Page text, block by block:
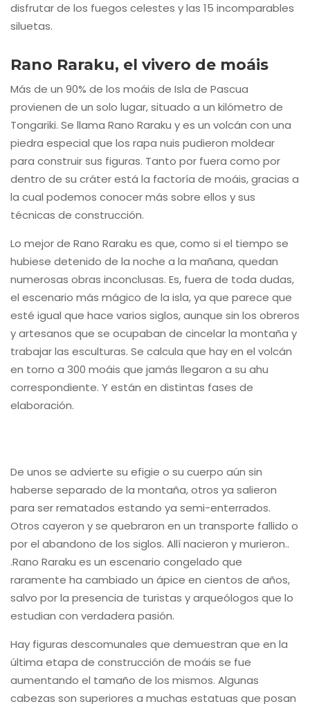
disfrutar de los fuegos celestes y las 15 incomparables
siluetas.
Rano Raraku, el vivero de moáis
Más de un 90% de los moáis de Isla de Pascua
provienen de un solo lugar, situado a un kilómetro de
Tongariki. Se llama Rano Raraku y es un volcán con una
piedra especial que los rapa nuis pudieron moldear
para construir sus figuras. Tanto por fuera como por
dentro de su cráter está la factoría de moáis, gracias a
la cual podemos conocer más sobre ellos y sus
técnicas de construcción.
Lo mejor de Rano Raraku es que, como si el tiempo se
hubiese detenido de la noche a la mañana, quedan
numerosas obras inconclusas. Es, fuera de toda dudas,
el escenario más mágico de la isla, ya que parece que
esté igual que hace varios siglos, aunque sin los obreros
y artesanos que se ocupaban de cincelar la montaña y
trabajar las esculturas. Se calcula que hay en el volcán
en torno a 300 moáis que jamás llegaron a su ahu
correspondiente. Y están en distintas fases de
elaboración.
De unos se advierte su efigie o su cuerpo aún sin
haberse separado de la montaña, otros ya salieron
para ser rematados estando ya semi-enterrados.
Otros cayeron y se quebraron en un transporte fallido o
por el abandono de los siglos. Allí nacieron y murieron..
.Rano Raraku es un escenario congelado que
raramente ha cambiado un ápice en cientos de años,
salvo por la presencia de turistas y arqueólogos que lo
estudian con verdadera pasión.
Hay figuras descomunales que demuestran que en la
última etapa de construcción de moáis se fue
aumentando el tamaño de los mismos. Algunas
cabezas son superiores a muchas estatuas que posan